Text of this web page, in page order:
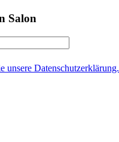
Salon
unsere Datenschutzerklärung.